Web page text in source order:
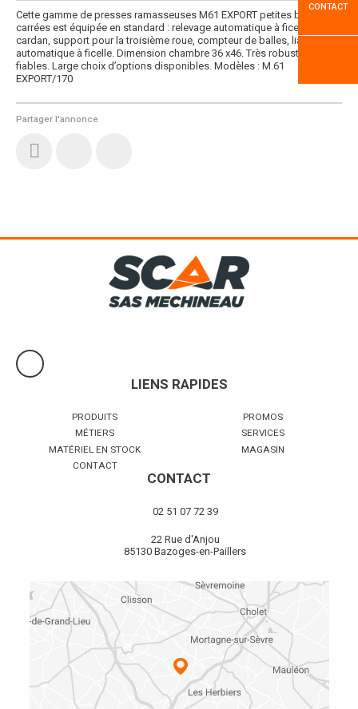
Partager l'annonce
Cette gamme de presses ramasseuses M61 EXPORT petites balles
carrées est équipée en standard : relevage automatique à ficelle,
cardan, support pour la troisième roue, compteur de balles, liage
automatique à ficelle. Dimension chambre 36 x46. Très robustes et
fiables. Large choix d’options disponibles. Modèles : M.61
EXPORT/170
CONTACT
LIENS RAPIDES
PRODUITS
PROMOS
MÉTIERS
SERVICES
MATÉRIEL EN STOCK
MAGASIN
CONTACT
CONTACT
02 51 07 72 39
22 Rue d'Anjou
85130 Bazoges-en-Paillers